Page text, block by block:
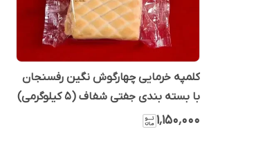
کلمپه خرمایی چهارگوش نگین رفسنجان
با بسته بندی جفتی شفاف (5 کیلوگرمی)
۱٬۱۵۰٬۰۰۰